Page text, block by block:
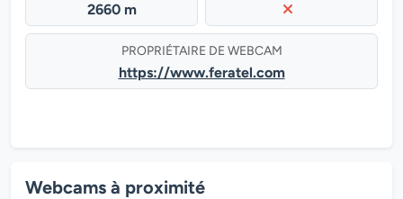
2660 m
PROPRIÉTAIRE DE WEBCAM
https://www.feratel.com
Webcams à proximité